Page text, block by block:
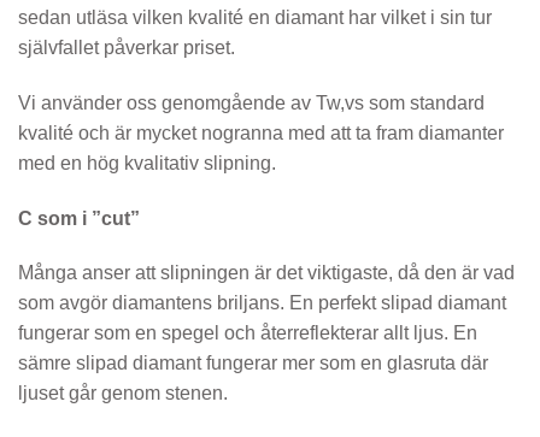
sedan utläsa vilken kvalité en diamant har vilket i sin tur
självfallet påverkar priset.
Vi använder oss genomgående av Tw,vs som standard
kvalité och är mycket nogranna med att ta fram diamanter
med en hög kvalitativ slipning.
C som i ”cut”
Många anser att slipningen är det viktigaste, då den är vad
som avgör diamantens briljans. En perfekt slipad diamant
fungerar som en spegel och återreflekterar allt ljus. En
sämre slipad diamant fungerar mer som en glasruta där
ljuset går genom stenen.